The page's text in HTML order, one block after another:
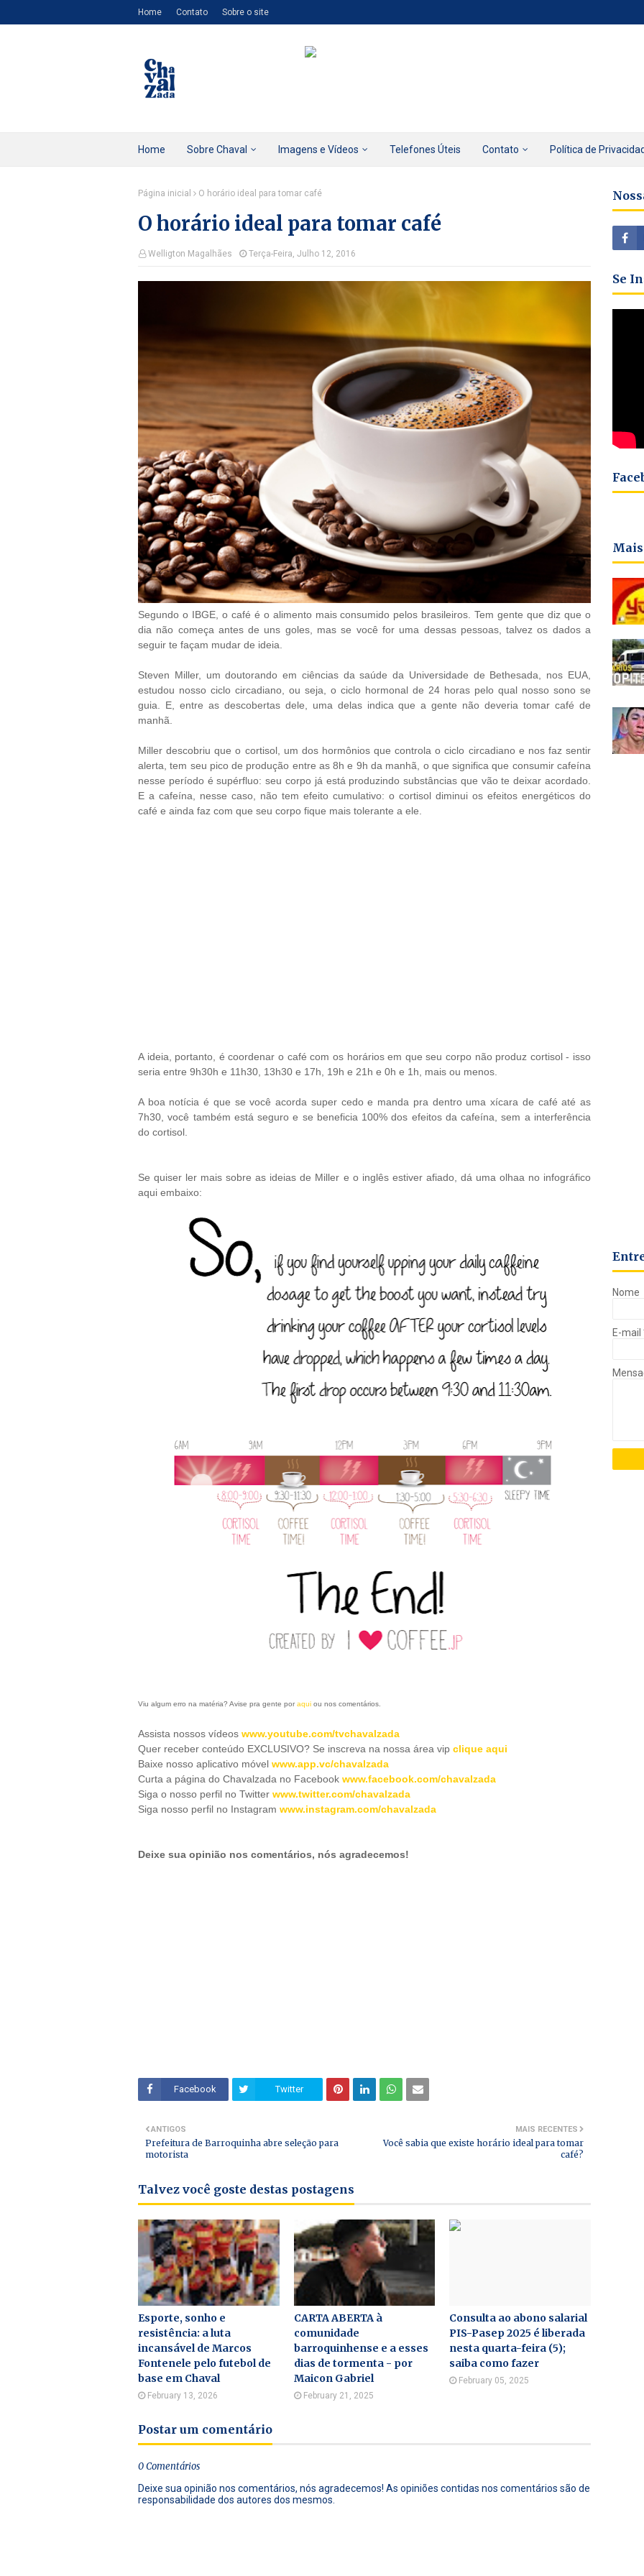
Home Contato Sobre o site
Home Sobre Chaval Imagens e Vídeos Telefones Úteis Contato Política de
Página inicial O horário ideal para tomar café
O horário ideal para tomar café
Welligton Magalhães Terça-Feira, Julho 12, 2016
Segundo o IBGE, o café é o alimento mais consumido pelos brasileiros. Tem gente que diz que o
dia não começa antes de uns goles, mas se você for uma dessas pessoas, talvez os dados a
seguir te façam mudar de ideia.
Steven Miller, um doutorando em ciências da saúde da Universidade de Bethesada, nos EUA,
estudou nosso ciclo circadiano, ou seja, o ciclo hormonal de 24 horas pelo qual nosso sono se
guia. E, entre as descobertas dele, uma delas indica que a gente não deveria tomar café de
manhã.
Miller descobriu que o cortisol, um dos hormônios que controla o ciclo circadiano e nos faz sentir
alerta, tem seu pico de produção entre as 8h e 9h da manhã, o que significa que consumir cafeína
nesse período é supérfluo: seu corpo já está produzindo substâncias que vão te deixar acordado.
E a cafeína, nesse caso, não tem efeito cumulativo: o cortisol diminui os efeitos energéticos do
café e ainda faz com que seu corpo fique mais tolerante a ele.
A ideia, portanto, é coordenar o café com os horários em que seu corpo não produz cortisol - isso
seria entre 9h30h e 11h30, 13h30 e 17h, 19h e 21h e 0h e 1h, mais ou menos.
A boa notícia é que se você acorda super cedo e manda pra dentro uma xícara de café até as
7h30, você também está seguro e se beneficia 100% dos efeitos da cafeína, sem a interferência
do cortisol.
Se quiser ler mais sobre as ideias de Miller e o inglês estiver afiado, dá uma olhaa no infográfico
aqui embaixo:
Viu algum erro na matéria? Avise pra gente por aqui ou nos comentários.
Assista nossos vídeos www.youtube.com/tvchavalzada
Quer receber conteúdo EXCLUSIVO? Se inscreva na nossa área vip clique aqui
Baixe nosso aplicativo móvel www.app.vc/chavalzada
Curta a página do Chavalzada no Facebook www.facebook.com/chavalzada
Siga o nosso perfil no Twitter www.twitter.com/chavalzada
Siga nosso perfil no Instagram www.instagram.com/chavalzada
Deixe sua opinião nos comentários, nós agradecemos!
Facebook Twitter
MAIS RECENTES
Você sabia que existe horário ideal para tomar
café?
ANTIGOS
Prefeitura de Barroquinha abre seleção para
motorista
Talvez você goste destas postagens
Esporte, sonho e
resistência: a luta
incansável de Marcos
Fontenele pelo futebol de
base em Chaval
February 13, 2026
CARTA ABERTA à
comunidade
barroquinhense e a esses
dias de tormenta - por
Maicon Gabriel
February 21, 2025
Consulta ao abono salarial
PIS-Pasep 2025 é liberada
nesta quarta-feira (5);
saiba como fazer
February 05, 2025
Postar um comentário
0 Comentários
Deixe sua opinião nos comentários, nós agradecemos! As opiniões contidas nos comentários são de
responsabilidade dos autores dos mesmos.
Se
Nome
E-mail